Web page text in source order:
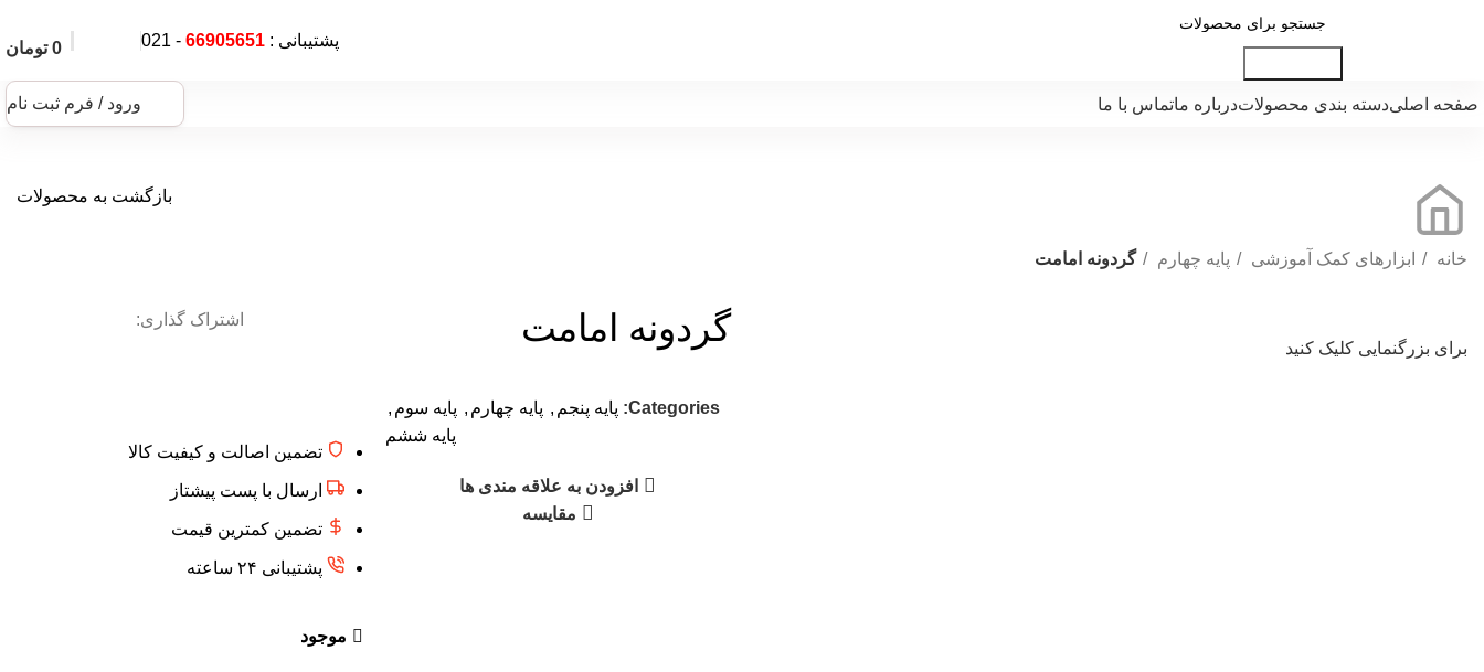
پشتیبانی : 66905651
- 021
0 تومان
صفحه اصلیدسته بندی محصولاتدرباره ماتماس با ما ورود / فرم ثبت نام
خانه ابزارهای کمک آموزشی پایه چهارم گردونه امامت
بازگشت به محصولات
برای بزرگنمایی کلیک کنید گردونه امامت اشتراک گذاری:
Categories: پايه پنجم , پایه چهارم , پایه سوم ,
پایه ششم
افزودن به علاقه مندی ها
مقایسه
تضمین اصالت و کیفیت کالا
ارسال با پست پیشتاز
تضمین کمترین قیمت
پشتیبانی ۲۴ ساعته
موجود